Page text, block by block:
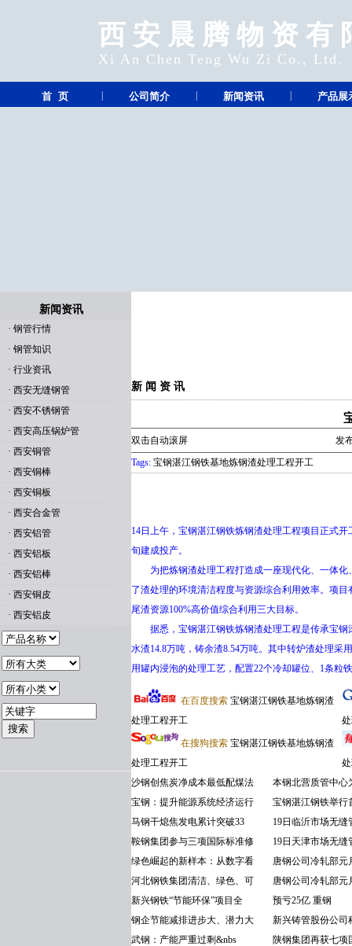
西安晨腾物资有
Xi An Chen Teng Wu Zi Co., Ltd.
首 页 公司简介 新闻资讯 产品展
新闻资讯
· 钢管行情
· 钢管知识
· 行业资讯
· 西安无缝钢管
· 西安不锈钢管
· 西安高压锅炉管
· 西安铜管
· 西安铜棒
· 西安铜板
· 西安合金管
· 西安铝管
· 西安铝板
· 西安铝棒
· 西安铜皮
· 西安铝皮
新 闻 资 讯
双击自动滚屏
发
Tags: 宝钢湛江钢铁基地炼钢渣处理工程开工
14日上午，宝钢湛江钢铁炼钢渣处理工程项目正式
旬建成投产。
为把炼钢渣处理工程打造成一座现代化、一体化
了渣处理的环境清洁程度与资源综合利用效率。项
尾渣资源100%高价值综合利用三大目标。
据悉，宝钢湛江钢铁炼钢渣处理工程是传承宝钢
水渣14.8万吨，铸余渣8.54万吨。其中转炉渣处理采
用罐内浸泡的处理工艺，配置22个冷却罐位、1条粒
在百度搜索 宝钢湛江钢铁基地炼钢渣
处理工程开工
在搜狗搜索 宝钢湛江钢铁基地炼钢渣
处理工程开工
沙钢创焦炭净成本最低配煤法
宝钢：提升能源系统经济运行
马钢干熄焦发电累计突破33
鞍钢集团参与三项国际标准修
绿色崛起的新样本：从数字看
河北钢铁集团清洁、绿色、可
新兴钢铁“节能环保”项目全
钢企节能减排进步大、潜力大
武钢：产能严重过剩&nbs
本钢北营质管中心
宝钢湛江钢铁举行
19日临沂市场无缝
19日天津市场无缝
唐钢公司冷轧部元
唐钢公司冷轧部元
预亏25亿 重钢
新兴铸管股份公司
陕钢集团再获七项